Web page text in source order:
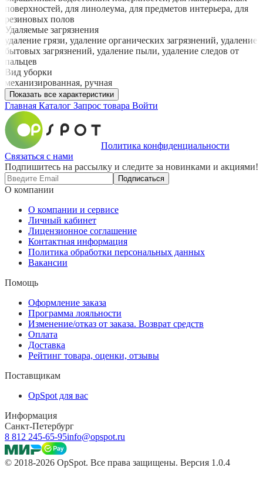
поверхностей, для линолеума, для предметов интерьера, для
резиновых полов
Удаляемые загрязнения
удаление грязи, удаление органических загрязнений, удаление
бытовых загрязнений, удаление пыли, удаление следов от
пальцев
Вид уборки
механизированная, ручная
Показать все характеристики
Главная Каталог Запрос товара Войти
Политика конфиденциальности
Связаться с нами
Подпишитесь на рассылку и следите за новинками и акциями!
Подписаться
О компании
О компании и сервисе
Личный кабинет
Лицензионное соглашение
Контактная информация
Политика обработки персональных данных
Вакансии
Помощь
Оформление заказа
Программа лояльности
Изменение/отказ от заказа. Возврат средств
Оплата
Доставка
Рейтинг товара, оценки, отзывы
Поставщикам
OpSpot для вас
Информация
Санкт-Петербург
8 812 245-65-95info@opspot.ru
© 2018-2026 OpSpot. Все права защищены. Версия 1.0.4